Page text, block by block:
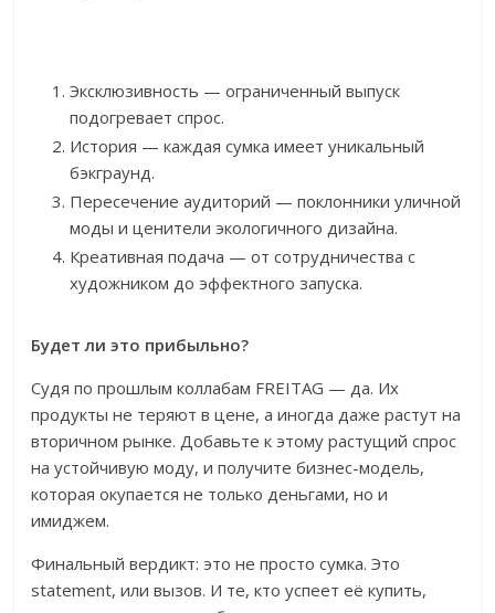
Эксклюзивность — ограниченный выпуск
подогревает спрос.
История — каждая сумка имеет уникальный
бэкграунд.
Пересечение аудиторий — поклонники уличной
моды и ценители экологичного дизайна.
Креативная подача — от сотрудничества с
художником до эффектного запуска.
Будет ли это прибыльно?
Судя по прошлым коллабам FREITAG — да. Их
продукты не теряют в цене, а иногда даже растут на
вторичном рынке. Добавьте к этому растущий спрос
на устойчивую моду, и получите бизнес-модель,
которая окупается не только деньгами, но и
имиджем.
Финальный вердикт: это не просто сумка. Это
statement, или вызов. И те, кто успеет её купить,